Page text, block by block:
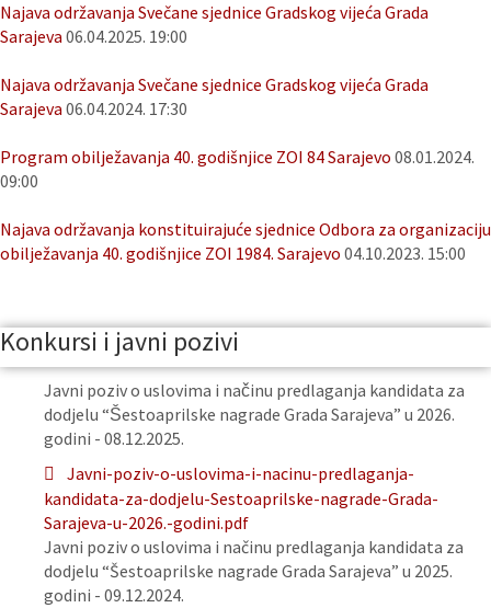
Najava održavanja Svečane sjednice Gradskog vijeća Grada
Sarajeva 06.04.2025. 19:00
Najava održavanja Svečane sjednice Gradskog vijeća Grada
Sarajeva 06.04.2024. 17:30
Program obilježavanja 40. godišnjice ZOI 84 Sarajevo 08.01.2024.
09:00
Najava održavanja konstituirajuće sjednice Odbora za organizaciju
obilježavanja 40. godišnjice ZOI 1984. Sarajevo 04.10.2023. 15:00
Konkursi i javni pozivi
Javni poziv o uslovima i načinu predlaganja kandidata za
dodjelu “Šestoaprilske nagrade Grada Sarajeva” u 2026.
godini - 08.12.2025.
Javni-poziv-o-uslovima-i-nacinu-predlaganja-
kandidata-za-dodjelu-Sestoaprilske-nagrade-Grada-
Sarajeva-u-2026.-godini.pdf
Javni poziv o uslovima i načinu predlaganja kandidata za
dodjelu “Šestoaprilske nagrade Grada Sarajeva” u 2025.
godini - 09.12.2024.